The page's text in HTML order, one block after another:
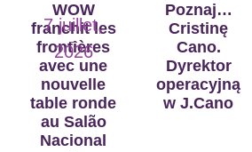
WOW
franchit les
frontières
avec une
nouvelle
table ronde
au Salão
Nacional
7 juillet,
2026
Poznaj…
Cristinę
Cano.
Dyrektor
operacyjną
w J.Cano